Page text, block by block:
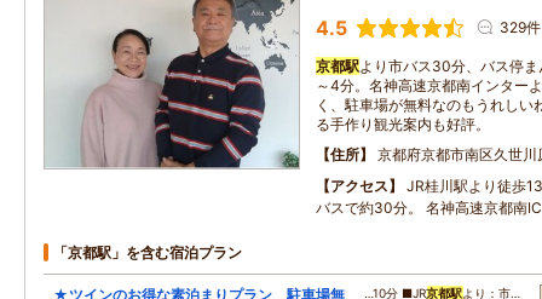
4.5 329件
京都駅より市バス30分、バス停
～4分。名神高速京都南インター
く、駐車場が無料なのもうれしい
る手作り観光案内も好評。
住所
京都府京都市南区久世川
アクセス
JR桂川駅より徒歩
バスで約30分。 名神高速京都南
「京都駅」を含む宿泊プラン
★ツインのお得な素泊まりプラン 駐車場無
…10分 ■JR京都駅より：市…